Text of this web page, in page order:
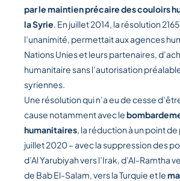
par le maintien précaire des couloirs
la Syrie. En juillet 2014, la résolution
l’unanimité, permettait aux agences
Nations Unies et leurs partenaires,
humanitaire sans l’autorisation
syriennes.
Une résolution qui n’a eu de cesse
cause notamment avec le
humanitaires, la réduction à un point
juillet 2020 – avec la suppression des
d’Al Yarubiyah vers l’Irak, d’Al-Ramtha
de Bab El-Salam, vers la Turquie et le